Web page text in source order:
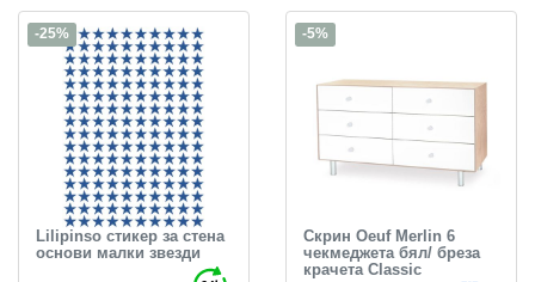
-25%
Lilipinso стикер за стена
основи малки звезди
-5%
Скрин Oeuf Merlin 6
чекмеджета бял/ бреза
крачета Classic